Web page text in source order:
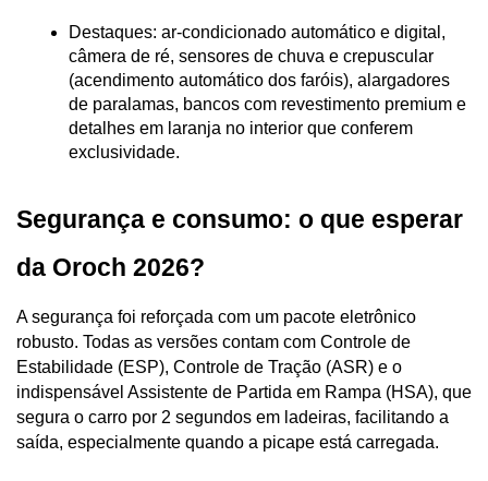
Destaques: ar-condicionado automático e digital,
câmera de ré, sensores de chuva e crepuscular
(acendimento automático dos faróis), alargadores
de paralamas, bancos com revestimento premium e
detalhes em laranja no interior que conferem
exclusividade.
Segurança e consumo: o que esperar
da Oroch 2026?
A segurança foi reforçada com um pacote eletrônico
robusto. Todas as versões contam com Controle de
Estabilidade (ESP), Controle de Tração (ASR) e o
indispensável Assistente de Partida em Rampa (HSA), que
segura o carro por 2 segundos em ladeiras, facilitando a
saída, especialmente quando a picape está carregada.